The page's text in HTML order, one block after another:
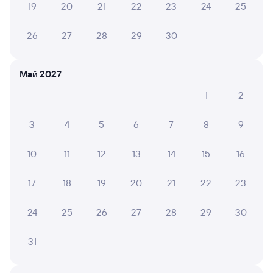
6 причин купить ж/д билеты
Выбор любимых мест на схемах вагонов
Подробные ответы на вопросы о поездке или
Частые вопросы
19 20 21 22 23 24 25
26 27 28 29 30
Май 2027
1
2
3 4 5 6 7 8 9
10 11 12 13 14 15 16
17 18 19 20 21 22 23
24 25 26 27 28 29 30
31